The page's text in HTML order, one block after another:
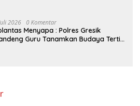
2026 0 Komentar
Menyapa : Polres Gresik
Guru Tanamkan Budaya Tertib